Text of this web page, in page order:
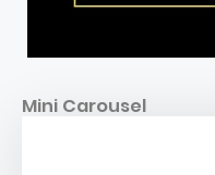
Mini Carousel